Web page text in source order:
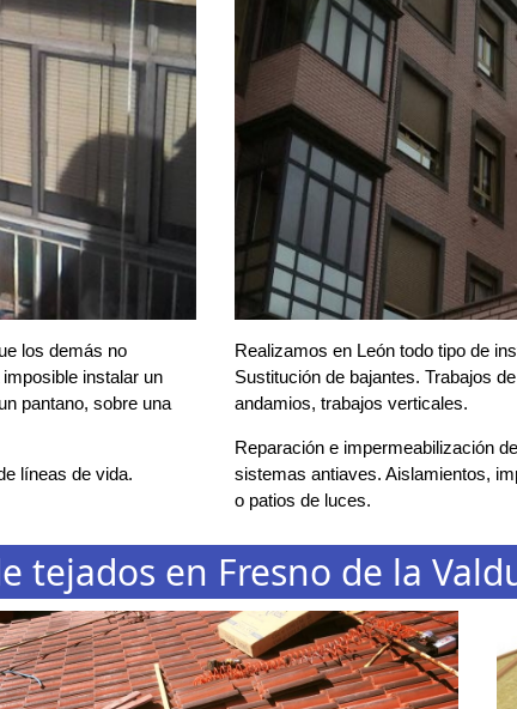
los demás no
instalar un
pantano, sobre una
líneas de vida.
Realizamos en León todo tipo de
Sustitución de bajantes. Trabajos
andamios, trabajos verticales.
Reparación e impermeabilización
sistemas antiaves. Aislamientos,
o patios de luces.
tejados en Fresno de la